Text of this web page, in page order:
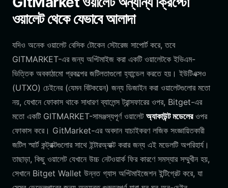
ওয়ালেট থেকে যেভাবে আলাদা
যদিও অনেক ওয়ালেট বেসিক টোকেন স্টোরেজ সাপোর্ট করে, তবে
GITMARKET-এর জন্য অপ্টিমাইজ করা একটি ওয়ালেটকে ইভিএম-
ভিত্তিক অবকাঠামো প্রকল্পের জটিলতাগুলো হ্যান্ডেল করতে হয়। ইউটিএক্সও
(UTXO) চেইনের (যেমন বিটকয়েন) জন্য ডিজাইন করা ওয়ালেটগুলোর মতো
নয়, যেখানে ফোকাস থাকে সাধারণ ব্যালেন্স ট্রান্সফারের ওপর, Bitget-এর
মতো একটি GITMARKET-সামঞ্জস্যপূর্ণ ওয়ালেট অ্যাকাউন্ট মডেলেরওপর
ফোকাস করে। GitMarket-এর অবদান যাচাইকরণ লজিক সংজ্ঞায়িতকারী
জটিল স্মার্ট কন্ট্রাক্টগুলোর সাথে ইন্টারঅ্যাক্ট করার জন্য এই মডেলটি অপরিহার্য।
তাছাড়া, কিছু ওয়ালেট যেখানে উচ্চ নেটওয়ার্ক ফির কারণে সমস্যার সম্মুখীন হয়,
সেখানে Bitget Wallet উন্নত গ্যাস অপ্টিমাইজেশন ইন্টিগ্রেট করে, যা